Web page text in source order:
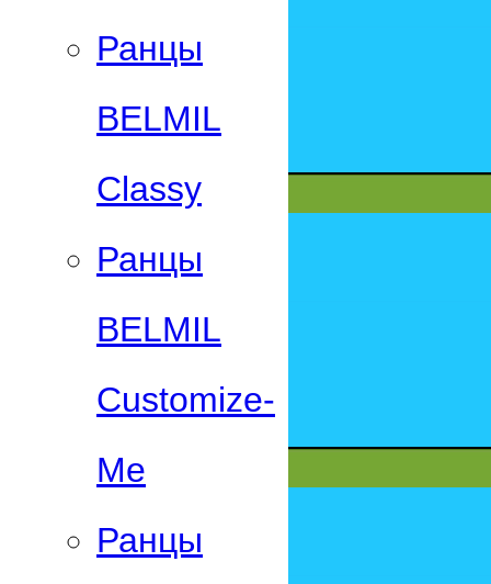
Ранцы
BELMIL
Classy
Ранцы
BELMIL
Customize-
Me
Ранцы